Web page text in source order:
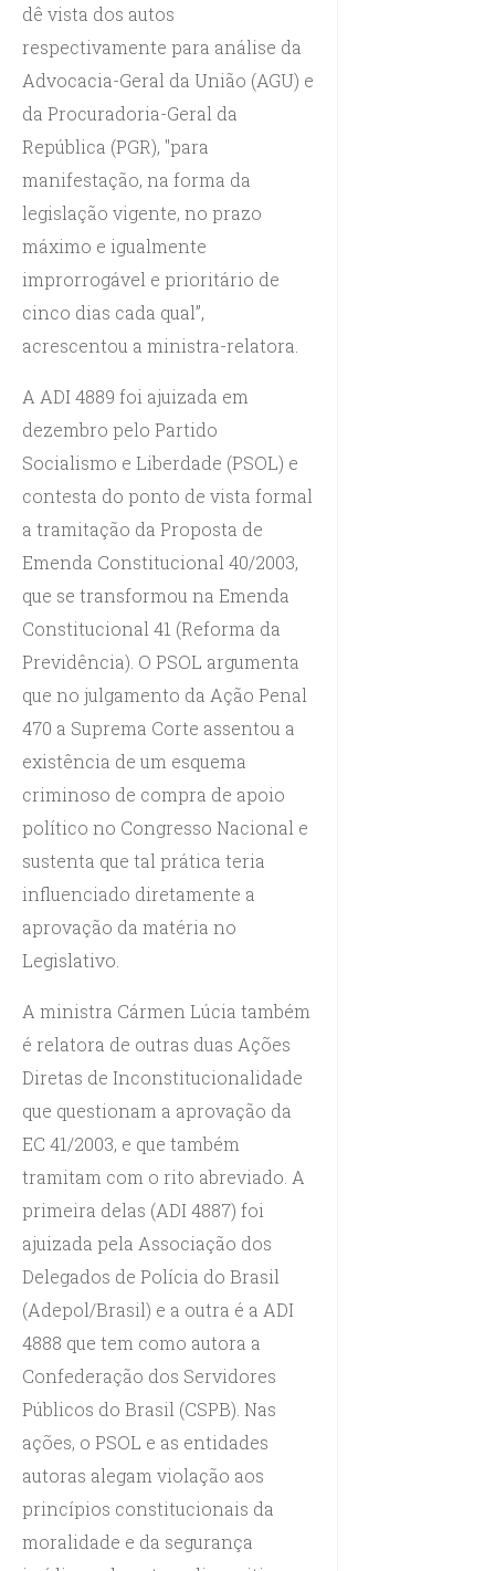
dê vista dos autos
respectivamente para análise da
Advocacia-Geral da União (AGU) e
da Procuradoria-Geral da
República (PGR), "para
manifestação, na forma da
legislação vigente, no prazo
máximo e igualmente
improrrogável e prioritário de
cinco dias cada qual”,
acrescentou a ministra-relatora.
A ADI 4889 foi ajuizada em
dezembro pelo Partido
Socialismo e Liberdade (PSOL) e
contesta do ponto de vista formal
a tramitação da Proposta de
Emenda Constitucional 40/2003,
que se transformou na Emenda
Constitucional 41 (Reforma da
Previdência). O PSOL argumenta
que no julgamento da Ação Penal
470 a Suprema Corte assentou a
existência de um esquema
criminoso de compra de apoio
político no Congresso Nacional e
sustenta que tal prática teria
influenciado diretamente a
aprovação da matéria no
Legislativo.
A ministra Cármen Lúcia também
é relatora de outras duas Ações
Diretas de Inconstitucionalidade
que questionam a aprovação da
EC 41/2003, e que também
tramitam com o rito abreviado. A
primeira delas (ADI 4887) foi
ajuizada pela Associação dos
Delegados de Polícia do Brasil
(Adepol/Brasil) e a outra é a ADI
4888 que tem como autora a
Confederação dos Servidores
Públicos do Brasil (CSPB). Nas
ações, o PSOL e as entidades
autoras alegam violação aos
princípios constitucionais da
moralidade e da segurança